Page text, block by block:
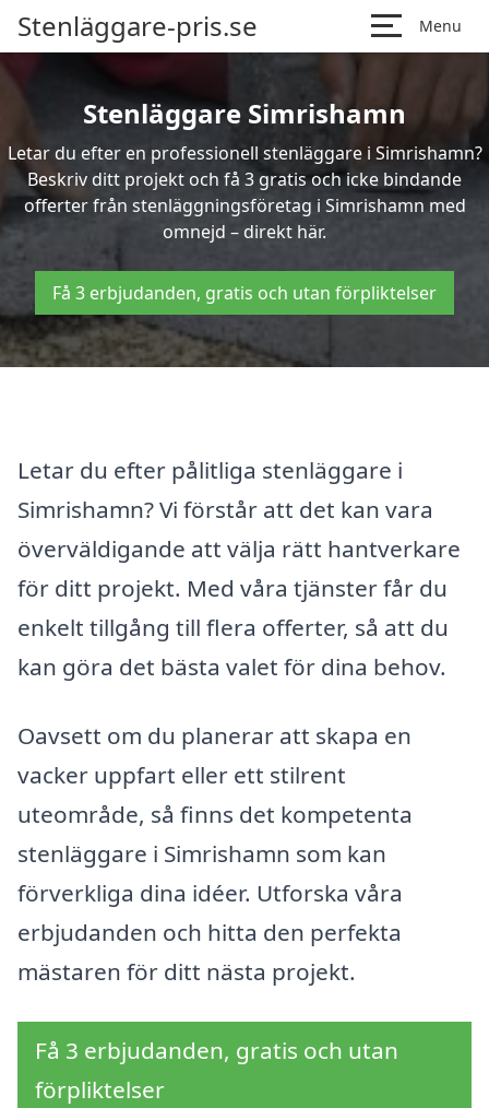
Stenläggare-pris.se Menu
Stenläggare Simrishamn
Letar du efter en professionell stenläggare i Simrishamn?
Beskriv ditt projekt och få 3 gratis och icke bindande
offerter från stenläggningsföretag i Simrishamn med
omnejd – direkt här.
Få 3 erbjudanden, gratis och utan förpliktelser
Letar du efter pålitliga stenläggare i
Simrishamn? Vi förstår att det kan vara
överväldigande att välja rätt hantverkare
för ditt projekt. Med våra tjänster får du
enkelt tillgång till flera offerter, så att du
kan göra det bästa valet för dina behov.
Oavsett om du planerar att skapa en
vacker uppfart eller ett stilrent
uteområde, så finns det kompetenta
stenläggare i Simrishamn som kan
förverkliga dina idéer. Utforska våra
erbjudanden och hitta den perfekta
mästaren för ditt nästa projekt.
Få 3 erbjudanden, gratis och utan
förpliktelser